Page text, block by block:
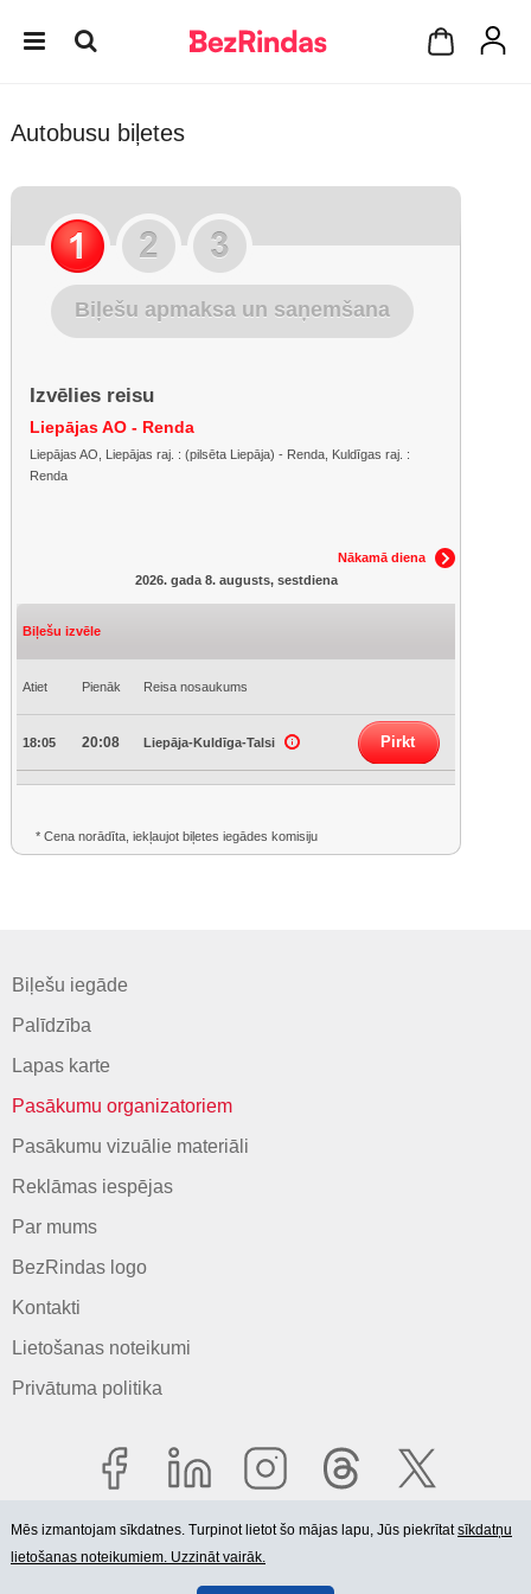
Autobusu biļetes
Biļešu apmaksa un saņemšana
Izvēlies reisu
Liepājas AO - Renda
Liepājas AO, Liepājas raj. : (pilsēta Liepāja) - Renda, Kuldīgas raj. :
Renda
Nākamā diena
2026. gada 8. augusts, sestdiena
Biļešu izvēle
Atiet Pienāk Reisa nosaukums
18:05 20:08 Liepāja-Kuldīga-Talsi Pirkt
* Cena norādīta, iekļaujot biļetes iegādes komisiju
Biļešu iegāde
Palīdzība
Lapas karte
Pasākumu organizatoriem
Pasākumu vizuālie materiāli
Reklāmas iespējas
Par mums
BezRindas logo
Kontakti
Lietošanas noteikumi
Privātuma politika
© 2006-2026 SIA "BEZRINDAS.LV".
Mēs izmantojam sīkdatnes. Turpinot lietot šo mājas lapu, Jūs piekrītatsīkdatņu
lietošanas noteikumiem. Uzzināt vairāk.